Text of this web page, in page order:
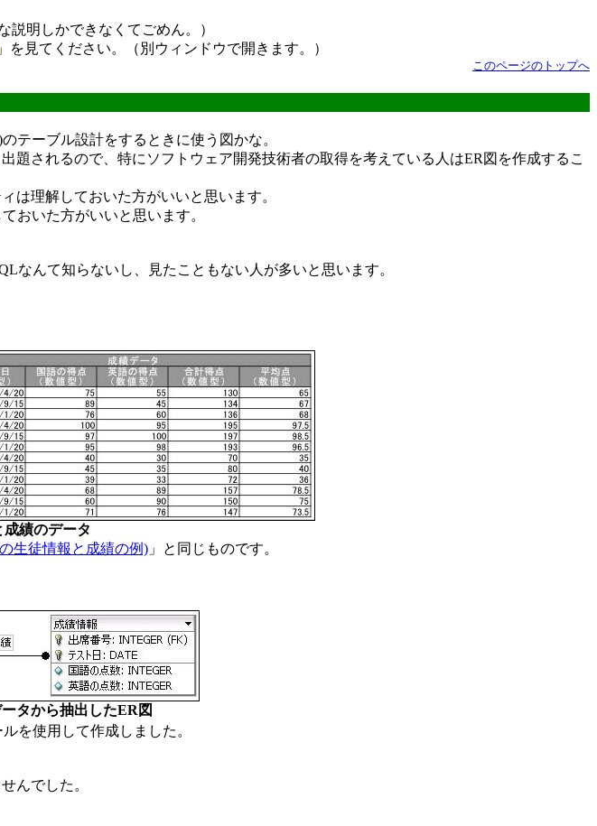
明しかできなくてごめん。）
」を見てください。（別ウィンドウで開きます。）
このページのトップへ
テーブル設計をするときに使う図かな。
題されるので、特にソフトウェア開発技術者の取得を考えている人はER図を作成するこ
は理解しておいた方がいいと思います。
おいた方がいいと思います。
んて知らないし、見たこともない人が多いと思います。
績のデータ
生徒情報と成績の例) 」と同じものです。
タから抽出したER図
を使用して作成しました。
んでした。